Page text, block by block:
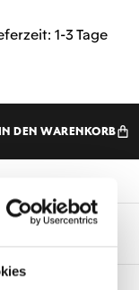
1-3 Tage
DEN WARENKORB